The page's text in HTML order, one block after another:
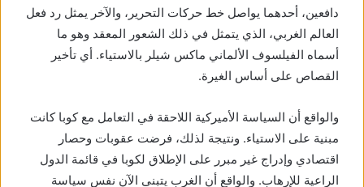
دافعين، أحدهما يواصل خط حركات التحرير، والآخر يمثل رد فعل
العالم الغربي، الذي يتمثل في ذلك الشعور المعقد وهو ما
أسماه الفيلسوف الألماني ماكس شيلر بالاستياء. أي تأخير
القصاص على أساس الغيرة.
والواقع أن السياسة الأميركية اللاحقة في التعامل مع كوبا كانت
مبنية على الاستياء. ونتيجة لذلك، فرضت عقوبات وحصار
اقتصادي وإدراج غير مبرر على الإطلاق لكوبا في قائمة الدول
الراعية للإرهاب. والواقع أن الغرب يتبنى الآن نفس سياسة